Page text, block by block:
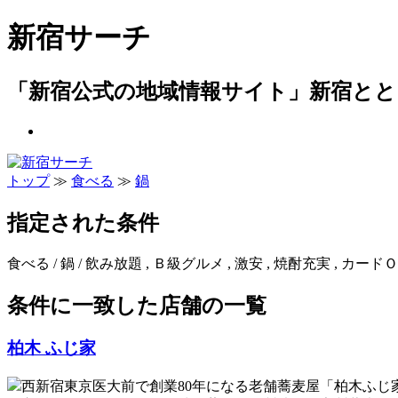
新宿サーチ
「新宿公式の地域情報サイト」新宿
トップ≫ 食べる ≫ 鍋
指定された条件
食べる / 鍋 / 飲み放題 , Ｂ級グルメ , 激安 , 焼酎充実 , カード
条件に一致した店舗の一覧
柏木 ふじ家
西新宿東京医大前で創業80年になる老舗蕎麦屋「柏木ふ